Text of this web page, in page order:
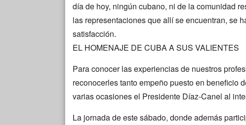
día de hoy, ningún cubano, ni de la comunidad
las representaciones que allí se encuentran, se
satisfacción.
EL HOMENAJE DE CUBA A SUS VALIENTES
Para conocer las experiencias de nuestros
reconocerles tanto empeño puesto en beneficio
varias ocasiones el Presidente Díaz-Canel al
La jornada de este sábado, donde además